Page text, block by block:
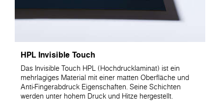
HPL Invisible Touch
Das Invisible Touch HPL (Hochdrucklaminat) ist ein
mehrlagiges Material mit einer matten Oberfläche und
Anti-Fingerabdruck Eigenschaften. Seine Schichten
werden unter hohem Druck und Hitze hergestellt.